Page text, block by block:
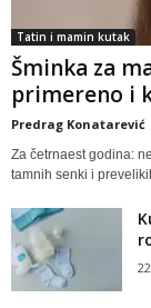
Tatin i mamin kutak
Šminka za
primereno i
Predrag Konatarević
Za četrnaest godina:
tamnih senki i